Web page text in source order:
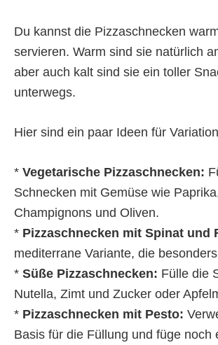
Du kannst die Pizzaschnecken
servieren. Warm sind sie natürlich
aber auch kalt sind sie ein toller
unterwegs.
Hier sind ein paar Ideen für
* Vegetarische Pizzaschnecken:
Schnecken mit Gemüse wie
Champignons und Oliven.
* Pizzaschnecken mit Spinat und
mediterrane Variante, die
* Süße Pizzaschnecken: Fülle die
Nutella, Zimt und Zucker oder
* Pizzaschnecken mit Pesto:
Basis für die Füllung und füge noch